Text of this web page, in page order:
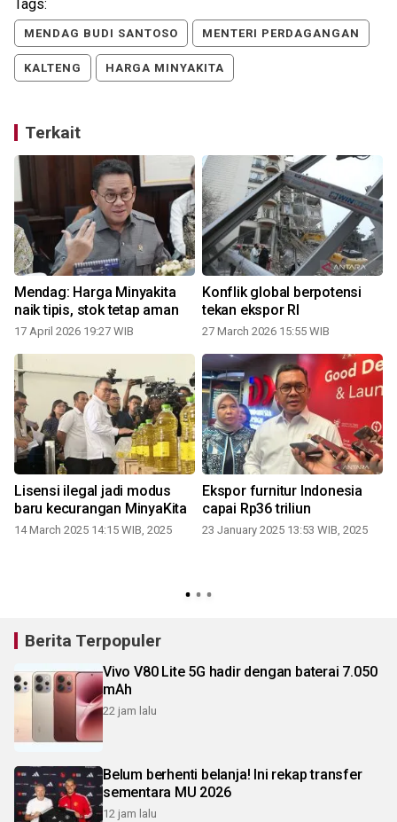
Tags:
MENDAG BUDI SANTOSO MENTERI PERDAGANGAN
KALTENG HARGA MINYAKITA
Terkait
Mendag: Harga Minyakita
naik tipis, stok tetap aman
17 April 2026 19:27 WIB
Konflik global berpotensi
tekan ekspor RI
27 March 2026 15:55 WIB
Lisensi ilegal jadi modus
baru kecurangan MinyaKita
14 March 2025 14:15 WIB, 2025
Ekspor furnitur Indonesia
capai Rp36 triliun
23 January 2025 13:53 WIB, 2025
Berita Terpopuler
Vivo V80 Lite 5G hadir dengan baterai 7.050
mAh
22 jam lalu
Belum berhenti belanja! Ini rekap transfer
sementara MU 2026
12 jam lalu